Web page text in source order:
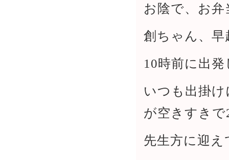
お陰で、お
創ちゃん、
10時前に出
いつも出掛
が空きすき
先生方に迎